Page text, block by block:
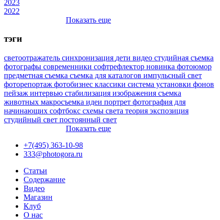
2023
2022
Показать еще
тэги
светоотражатель синхронизация дети видео студийная съемка
фотографы современники софтрефлектор новинка фотоюмор
предметная съемка съемка для каталогов импульсный свет
фоторепортаж фотобизнес классики система установки фонов
пейзаж интервью стабилизация изображения съемка
животных макросъемка идеи портрет фотография для
начинающих софтбокс схемы света теория экспозиция
студийный свет постоянный свет
Показать еще
+7(495) 363-10-98
333@photogora.ru
Статьи
Содержание
Видео
Магазин
Клуб
О нас